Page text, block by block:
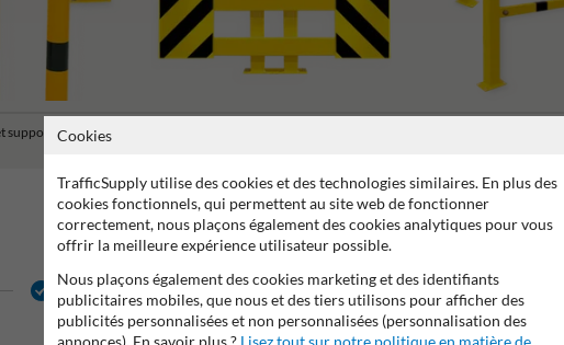
supports de
2 ans de garantie fabricant Propre production Fabriqué en
Cookies
TrafficSupply utilise des cookies et des technologies similaires. En plus des
cookies fonctionnels, qui permettent au site web de fonctionner
correctement, nous plaçons également des cookies analytiques pour vous
offrir la meilleure expérience utilisateur possible.
Nous plaçons également des cookies marketing et des identifiants
publicitaires mobiles, que nous et des tiers utilisons pour afficher des
publicités personnalisées et non personnalisées (personnalisation des
annonces). En savoir plus ? Lisez tout sur notre politique en matière de